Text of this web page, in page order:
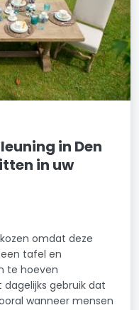
in Den
in uw
omdat deze
tafel en
te hoeven
gebruik dat
wanneer mensen